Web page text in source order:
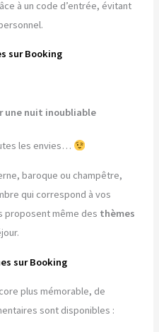
à un code d’entrée, évitant
sur Booking
une nuit inoubliable
les envies…
baroque ou champêtre,
qui correspond à vos
proposent même des thèmes
sur Booking
plus mémorable, de
sont disponibles :